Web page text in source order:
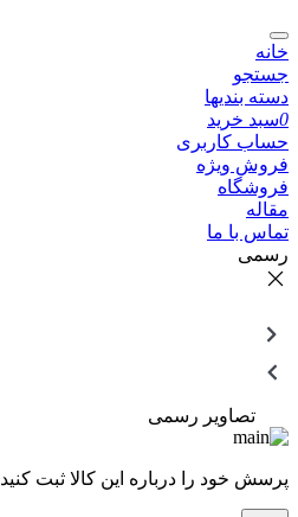
خانه
جستجو
دسته بندیها
0سبد خرید
حساب کاربری
فروش ویژه
فروشگاه
مقاله
تماس با ما
رسمی
تصاویر رسمی
پرسش خود را درباره این کالا ثبت کنید